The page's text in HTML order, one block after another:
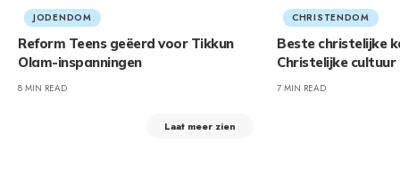
JODENDOM
Reform Teens geëerd voor Tikkun
Olam-inspanningen
8 MIN READ
CHRISTENDOM
Beste christelijke
Christelijke cultuur
7 MIN READ
Laat meer zien